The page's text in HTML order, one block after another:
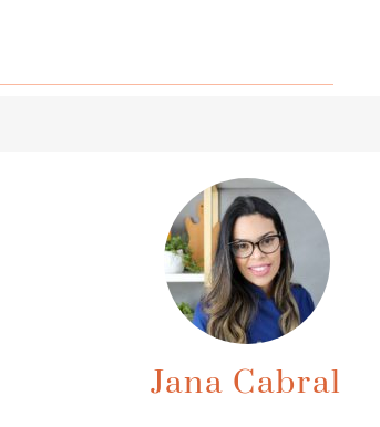
Jana Cabral